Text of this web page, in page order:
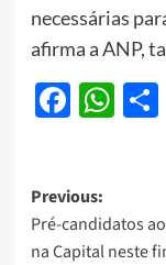
necessárias
afirma a ANP,
Post
Previous:
Pré-candidatos
na Capital neste